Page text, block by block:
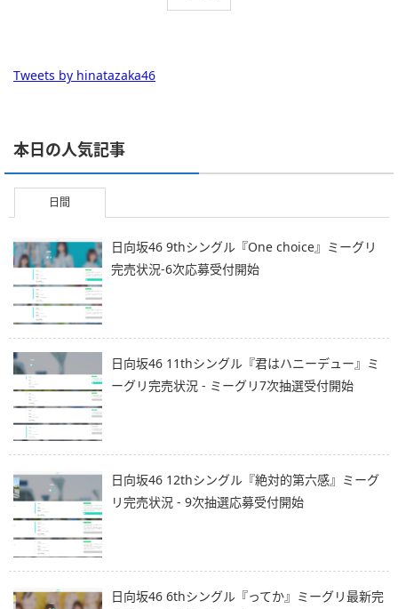
Tweets by hinatazaka46
本日の人気記事
日間
日向坂46 9thシングル『One choice』ミーグリ
完売状況-6次応募受付開始
日向坂46 11thシングル『君はハニーデュー』ミ
ーグリ完売状況 - ミーグリ7次抽選受付開始
日向坂46 12thシングル『絶対的第六感』ミーグ
リ完売状況 - 9次抽選応募受付開始
日向坂46 6thシングル『ってか』ミーグリ最新完